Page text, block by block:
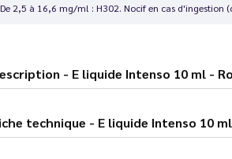
De 2,5 à 16,6 mg/ml : H302. Nocif en cas d'ingestion
Description - E liquide Intenso 10 ml -
Fiche technique - E liquide Intenso